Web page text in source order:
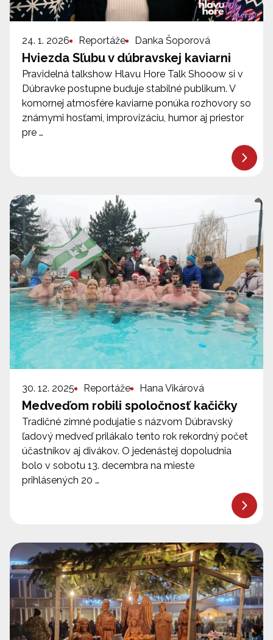
24. 1. 2026 Reportáže Danka Šoporová
Hviezda Sľubu v dúbravskej kaviarni
Pravidelná talkshow Hlavu Hore Talk Shooow si v
Dúbravke postupne buduje stabilné publikum. V
komornej atmosfére kaviarne ponúka rozhovory so
známymi hosťami, improvizáciu, humor aj priestor
pre …
30. 12. 2025 Reportáže Hana Vikárová
Medveďom robili spoločnosť kačičky
Tradičné zimné podujatie s názvom Dúbravský
ľadový medveď prilákalo tento rok rekordný počet
účastníkov aj divákov. O jedenástej dopoludnia
bolo v sobotu 13. decembra na mieste
prihlásených 20 …